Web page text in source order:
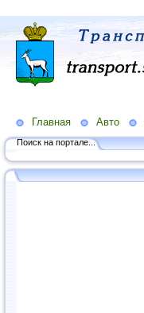
Главная Авто
Поиск на портале...